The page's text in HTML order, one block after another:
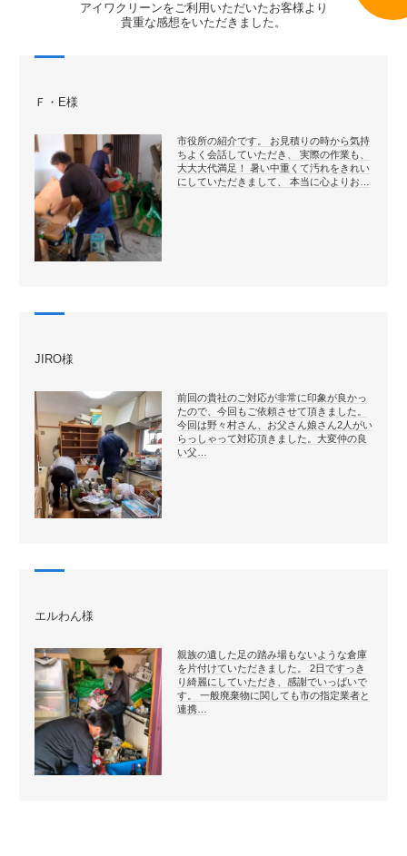
アイワクリーンをご利用いただいたお客様より
貴重な感想をいただきました。
Ｆ・E様
市役所の紹介です。 お見積りの時から気持
ちよく会話していただき、 実際の作業も、
大大大代満足！ 暑い中重くて汚れをきれい
にしていただきまして、 本当に心よりお…
JIRO様
前回の貴社のご対応が非常に印象が良かっ
たので、今回もご依頼させて頂きました。
今回は野々村さん、お父さん娘さん2人がい
らっしゃって対応頂きました。大変仲の良
い父…
エルわん様
親族の遺した足の踏み場もないような倉庫
を片付けていただきました。 2日ですっき
り綺麗にしていただき、感謝でいっぱいで
す。 一般廃棄物に関しても市の指定業者と
連携…